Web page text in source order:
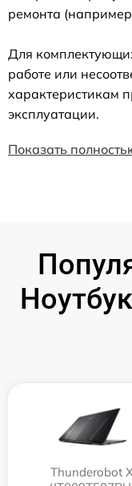
ремонта
Для
работе или
характеристикам
эксплуатации.
Показать
Thunderobot